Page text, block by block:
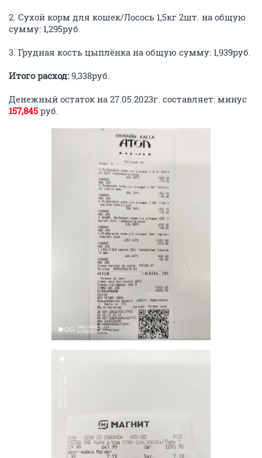
2. Сухой корм для кошек/Лосось 1,5кг 2шт. на общую
сумму: 1,295руб.
3. Грудная кость цыплёнка на общую сумму: 1,939руб.
Итого расход:9,338руб.
Денежный остаток на 27.05.2023г. составляет: минус
157,845 руб.